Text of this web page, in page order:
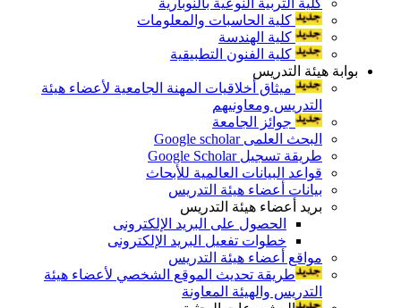
كلية الحاسبات والمعلومات
كلية الهندسة
كلية الفنون التطبيقية
بوابة هيئة التدريس
ميثاق أخلاقيات المهنة الجامعية لأعضاء هيئة
التدريس ومعاونيهم
جوائز الجامعة
البحث العلمى Google scholar
طريقة تسجيل Google Scholar
قواعد البيانات العالمية للأبحاث
بيانات أعضاء هيئة التدريس
بريد أعضاء هيئة التدريس
الحصول على البريد الإلكترونى
خطوات تفعيل البريد الإلكترونى
مواقع أعضاء هيئة التدريس
طريقة تحديث الموقع الشخصي لأعضاء هيئة
التدريس والهيئة المعاونة